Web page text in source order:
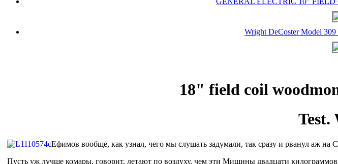
Wright DeCoster Model
18" field coil
Test.
Ефимов вообще, как узнал, чего мы слушать задумали, так сразу и рванул аж на
Пусть уж лучше комары, говорит, летают по воздуху, чем эти Мишины двадцати